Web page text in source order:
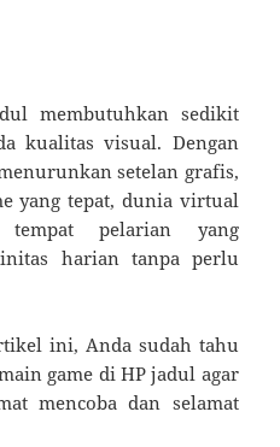
membutuhkan sedikit
kualitas visual. Dengan
setelan grafis,
yang tepat, dunia virtual
pelarian yang
harian tanpa perlu
ini, Anda sudah tahu
game di HP jadul agar
mencoba dan selamat